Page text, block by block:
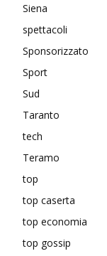
Siena
spettacoli
Sponsorizzato
Sport
Sud
Taranto
tech
Teramo
top
top caserta
top economia
top gossip